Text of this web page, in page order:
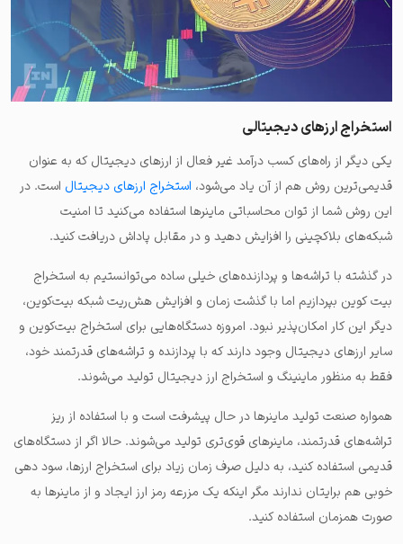
استخراج ارزهای دیجیتالی
یکی دیگر از راه‌های کسب درآمد غیر فعال از ارزهای دیجیتال که به عنوان
قدیمی‌ترین روش هم از آن یاد می‌شود، استخراج ارزهای دیجیتال است. در
این روش شما از توان محاسباتی ماینرها استفاده می‌کنید تا امنیت
شبکه‌های بلاکچینی را افزایش دهید و در مقابل پاداش دریافت کنید.
در گذشته با تراشه‌ها و پردازنده‌های خیلی ساده می‌توانستیم به استخراج
بیت کوین بپردازیم اما با گذشت زمان و افزایش هش‌ریت شبکه بیت‌کوین،
دیگر این کار امکان‌پذیر نبود. امروزه دستگاه‌هایی برای استخراج بیت‌کوین و
سایر ارزهای دیجیتال وجود دارند که با پردازنده و تراشه‌های قدرتمند خود،
فقط به منظور ماینینگ و استخراج ارز دیجیتال تولید می‌شوند.
همواره صنعت تولید ماینرها در حال پیشرفت است و با استفاده از ریز
تراشه‌های قدرتمند، ماینرهای قوی‌تری تولید می‌شوند. حالا اگر از دستگاه‌های
قدیمی استفاده کنید، به دلیل صرف زمان زیاد برای استخراج ارزها، سود دهی
خوبی هم برایتان ندارند مگر اینکه یک مزرعه رمز ارز ایجاد و از ماینرها به
صورت همزمان استفاده کنید.